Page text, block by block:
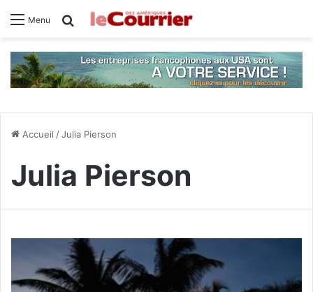
Menu Rechercher
Accueil /Julia Pierson
Julia Pierson